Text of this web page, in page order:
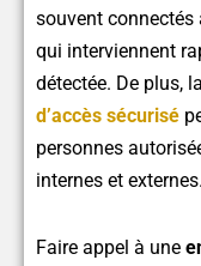
souvent connectés
qui interviennent
détectée. De plus,
d’accès sécurisé
personnes
internes et externes.
Faire appel à une